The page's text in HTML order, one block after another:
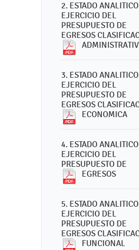
2. ESTADO
EJERCICIO DEL
PRESUPUESTO DE
EGRESOS
3. ESTADO
EJERCICIO DEL
PRESUPUESTO DE
EGRESOS
ECONOMICA
4. ESTADO
EJERCICIO DEL
PRESUPUESTO DE
EGRESOS
5. ESTADO
EJERCICIO DEL
PRESUPUESTO DE
EGRESOS
FUNCIONAL